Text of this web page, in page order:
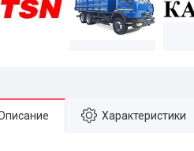
Характеристики